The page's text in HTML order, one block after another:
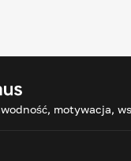
motywacja,